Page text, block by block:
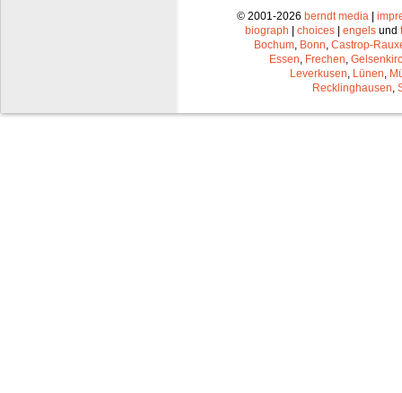
© 2001-2026 berndt media|
biograph
choices engels und
Bochum, Bonn, Castrop-
Essen, Frechen,
Leverkusen, Lünen,
Recklinghausen,